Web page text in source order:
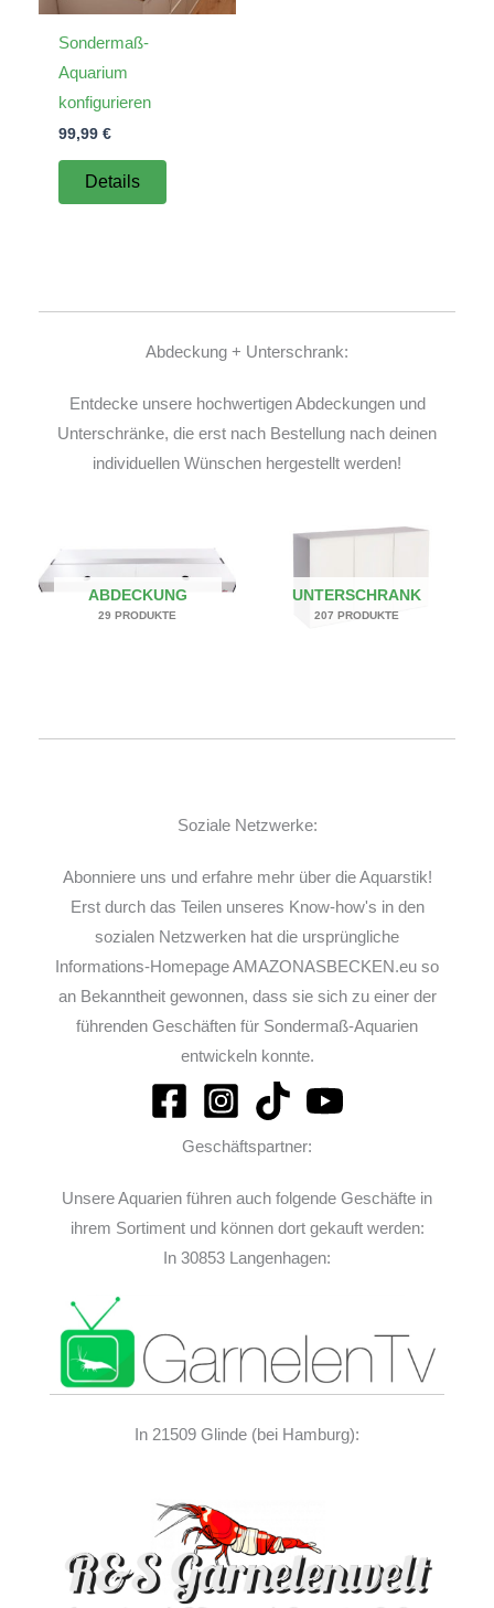
Sondermaß-
Aquarium
konfigurieren
99,99 €
Details
Abdeckung + Unterschrank:
Entdecke unsere hochwertigen Abdeckungen und
Unterschränke, die erst nach Bestellung nach deinen
individuellen Wünschen hergestellt werden!
ABDECKUNG
29 PRODUKTE
UNTERSCHRANK
207 PRODUKTE
Soziale Netzwerke:
Abonniere uns und erfahre mehr über die Aquarstik!
Erst durch das Teilen unseres Know-how's in den
sozialen Netzwerken hat die ursprüngliche
Informations-Homepage AMAZONASBECKEN.eu so
an Bekanntheit gewonnen, dass sie sich zu einer der
führenden Geschäften für Sondermaß-Aquarien
entwickeln konnte.
Geschäftspartner:
Unsere Aquarien führen auch folgende Geschäfte in
ihrem Sortiment und können dort gekauft werden:
In 30853 Langenhagen:
In 21509 Glinde (bei Hamburg):